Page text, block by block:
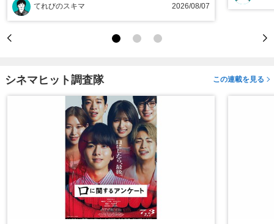
てれびのスキマ 2026/08/07
シネマヒット調査隊 この連載を見る